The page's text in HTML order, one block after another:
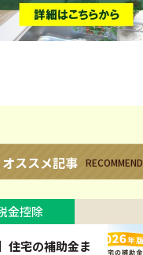
オススメ記事 RECOMMEND
金控除
住宅の補助金ま